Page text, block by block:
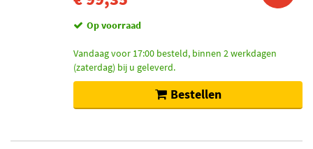
Op voorraad
Vandaag voor 17:00 besteld, binnen 2 werkdagen
(zaterdag) bij u geleverd.
Bestellen